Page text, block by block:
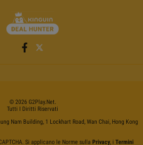
© 2026 G2Play.net.
Tutti I Diritti Riservati
Nam Building, 1 Lockhart Road, Wan Chai, Hong Kong
Si applicano le Norme sulla Privacy, i Termini